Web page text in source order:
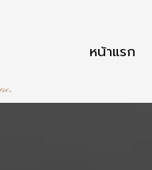
หน้าแรก